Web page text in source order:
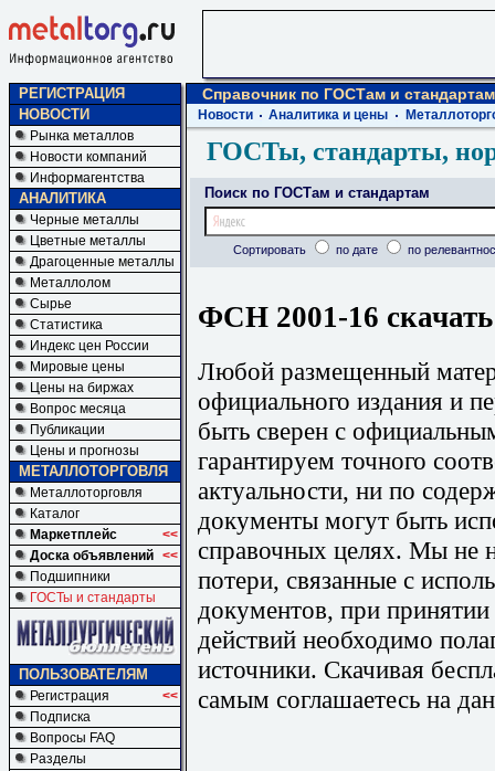
РЕГИСТРАЦИЯ
НОВОСТИ
Рынка металлов
Новости компаний
Информагентства
АНАЛИТИКА
Черные металлы
Цветные металлы
Драгоценные металлы
Металлолом
Сырье
Статистика
Индекс цен России
Мировые цены
Цены на биржах
Вопрос месяца
Публикации
Цены и прогнозы
МЕТАЛЛОТОРГОВЛЯ
Металлоторговля
Каталог
Маркетплейс
<<
Доска объявлений <<
Подшипники
ГОСТы и стандарты
ПОЛЬЗОВАТЕЛЯМ
Регистрация
<<
Подписка
Вопросы FAQ
Разделы
Справочник по ГОСТам и стандартам
Новости Аналитика и цены
ГОСТы, стандарты,
Поиск по ГОСТам и стандартам
Сортировать по дате по
ФСН 2001-16 скачать
Любой размещенный
официального издания и
быть сверен с
гарантируем точного
актуальности, ни по
документы могут быть
справочных целях. Мы не
потери, связанные с
документов, при
действий необходимо
источники. Скачивая
самым соглашаетесь на